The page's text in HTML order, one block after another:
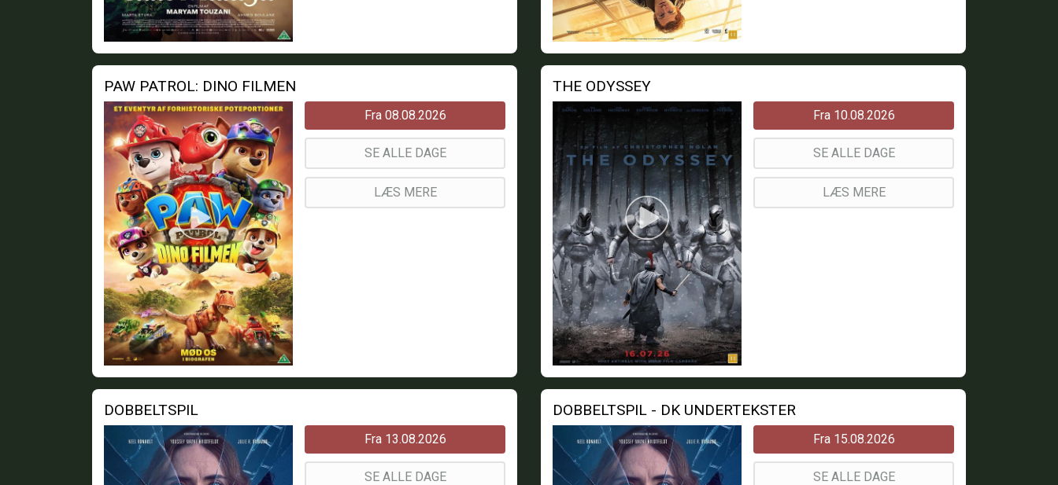
PAW PATROL: DINO FILMEN
Fra 08.08.2026
SE ALLE DAGE
LÆS MERE
THE ODYSSEY
Fra 10.08.2026
SE ALLE DAGE
LÆS MERE
DOBBELTSPIL
Fra 13.08.2026
SE ALLE DAGE
DOBBELTSPIL - DK UNDERTEKSTER
Fra 15.08.2026
SE ALLE DAGE